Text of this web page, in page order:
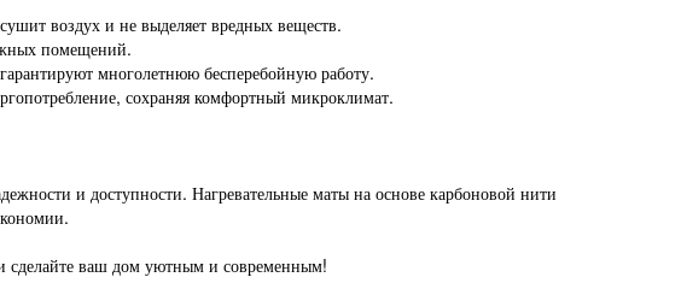
воздух и не выделяет вредных веществ.
помещений.
многолетнюю бесперебойную работу.
сохраняя комфортный микроклимат.
и доступности. Нагревательные маты на основе карбоновой нити
сделайте ваш дом уютным и современным!